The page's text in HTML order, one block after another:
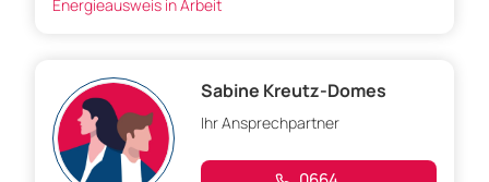
Energieausweis in Arbeit
Sabine Kreutz-Domes
Ihr Ansprechpartner